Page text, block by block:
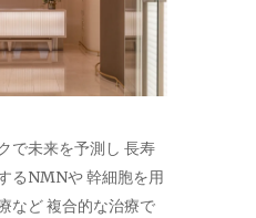
で未来を予測し 長寿
るNMNや 幹細胞を用
など 複合的な治療で